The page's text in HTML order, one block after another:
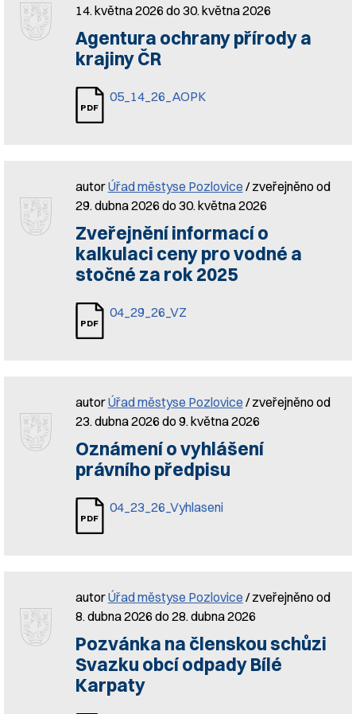
14. května 2026 do 30. května 2026
Agentura ochrany přírody a
krajiny ČR
05_14_26_AOPK
autorÚřad městyse Pozlovice / zveřejněno od
29. dubna 2026 do 30. května 2026
Zveřejnění informací o
kalkulaci ceny pro vodné a
stočné za rok 2025
04_29_26_VZ
autorÚřad městyse Pozlovice / zveřejněno od
23. dubna 2026 do 9. května 2026
Oznámení o vyhlášení
právního předpisu
04_23_26_Vyhlaseni
autorÚřad městyse Pozlovice / zveřejněno od
8. dubna 2026 do 28. dubna 2026
Pozvánka na členskou schůzi
Svazku obcí odpady Bílé
Karpaty